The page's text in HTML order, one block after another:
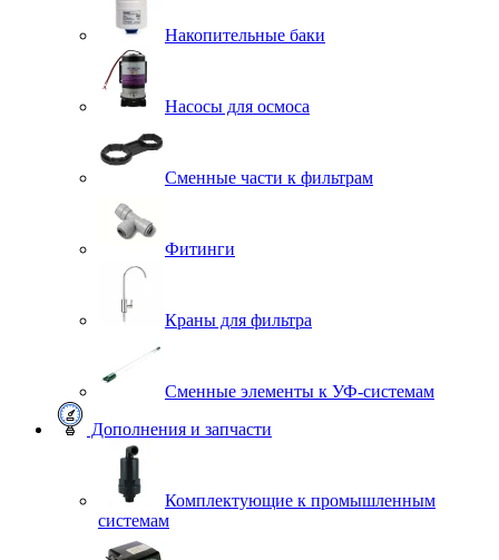
Накопительные баки
Насосы для осмоса
Сменные части к фильтрам
Фитинги
Краны для фильтра
Сменные элементы к УФ-системам
Дополнения и запчасти
Комплектующие к промышленным
системам